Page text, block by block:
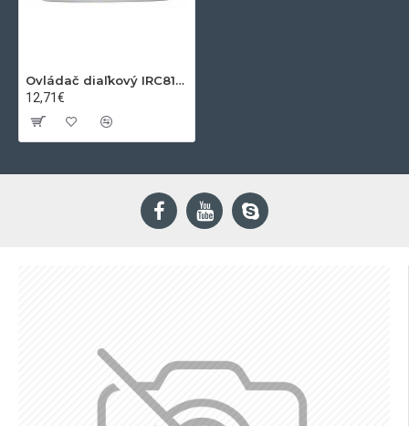
Ovládač diaľkový IRC81124 imperial
12,71€